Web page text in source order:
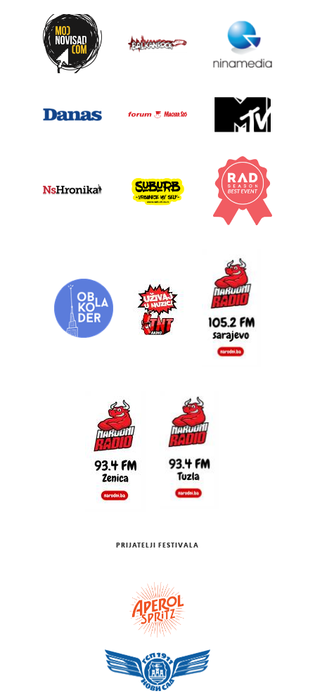
PRIJATELJI FESTIVALA